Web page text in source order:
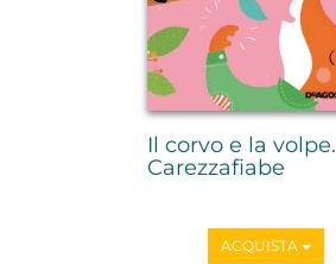
Il corvo e la volpe.
Carezzafiabe
ACQUISTA